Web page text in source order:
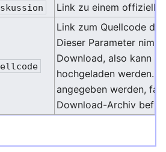
Link zu einem
Link zum Quellcode
Dieser Parameter
Download, also kann
hochgeladen werden.
angegeben werden,
Download-Archiv